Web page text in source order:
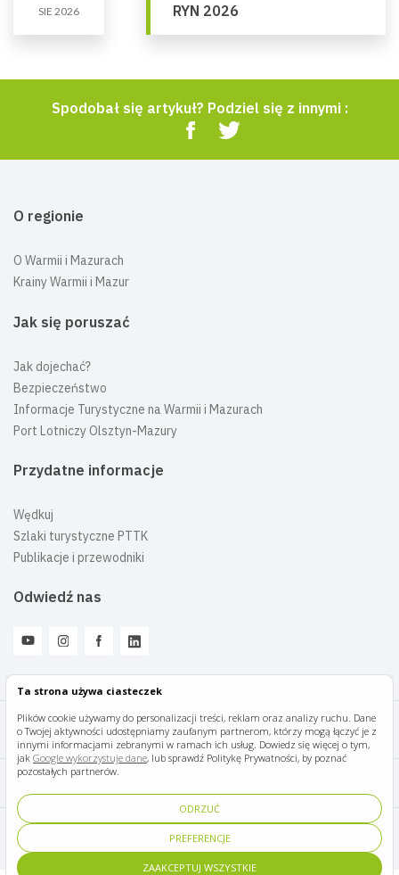
Ta strona używa ciasteczek
Plików cookie używamy do personalizacji treści, reklam oraz analizy ruchu. Dane
o Twojej aktywności udostępniamy zaufanym partnerom, którzy mogą łączyć je z
innymi informacjami zebranymi w ramach ich usług. Dowiedz się więcej o tym,
jak Google wykorzystuje dane, lub sprawdź Politykę Prywatności, by poznać
pozostałych partnerów.
ODRZUĆ
PREFERENCJE
ZAAKCEPTUJ WSZYSTKIE
SIE 2026
RYN 2026
Spodobał się artykuł? Podziel się z innymi :
O regionie
O Warmii i Mazurach
Krainy Warmii i Mazur
Jak się poruszać
Jak dojechać?
Bezpieczeństwo
Informacje Turystyczne na Warmii i Mazurach
Port Lotniczy Olsztyn-Mazury
Przydatne informacje
Wędkuj
Szlaki turystyczne PTTK
Publikacje i przewodniki
Odwiedź nas
Mazury Travel © 2026
Polityka prywatności